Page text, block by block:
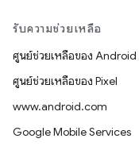
รับความช่วยเหลือ
ศูนย์ช่วยเหลือของ Android
ศูนย์ช่วยเหลือของ Pixel
www.android.com
Google Mobile Services